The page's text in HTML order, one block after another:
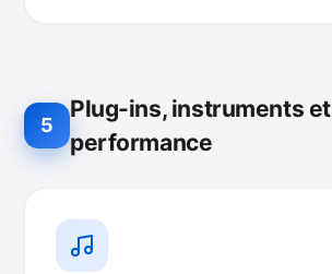
5
Plug-ins, instruments et
performance